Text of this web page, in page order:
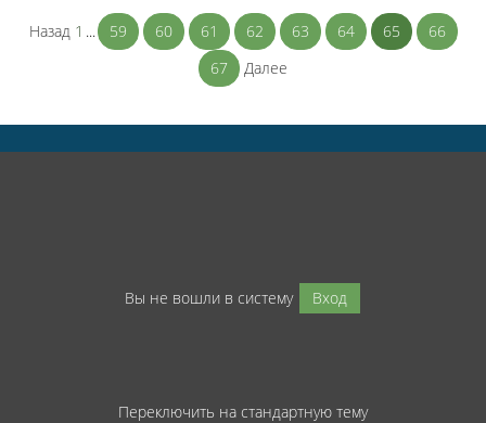
Назад 1 ... 59 60 61 62 63 64 65
66
67
Далее
Вы не вошли в систему Вход
Переключить на стандартную тему